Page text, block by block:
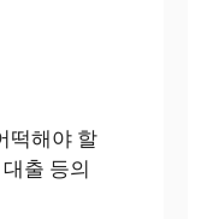
떡해야 할
출 등의